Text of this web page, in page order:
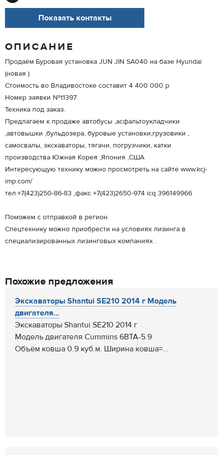
Показать контакты
ОПИСАНИЕ
Продаём Буровая установка JUN JIN SA040 на базе Hyundai
(новая )
Стоимость во Владивостоке составит 4 400 000 р
Номер заявки №t1397.
Техника под заказ.
Предлагаем к продаже автобусы ,асфальтоукладчики
,автовышки ,бульдозера, буровые установки,грузовики ,
самосвалы, экскаваторы, тягачи, погрузчики, катки
производства Южная Корея ,Япония ,США
Интересующую технику можно просмотреть на сайте www.kcj-
imp.com/
тел.+7(423)250-86-83 ,факс +7(423)2650-974 icq 396149966
Поможем с отправкой в регион.
Спецтехнику можно приобрести на условиях лизинга в
специализированных лизинговых компаниях .
Похожие предложения
Экскаваторы Shantui SE210 2014 г Модель
двигателя...
Экскаваторы Shantui SE210 2014 г
Модель двигателя Cummins 6BTA-5.9
Объём ковша 0.9 куб.м. Ширина ковша=...